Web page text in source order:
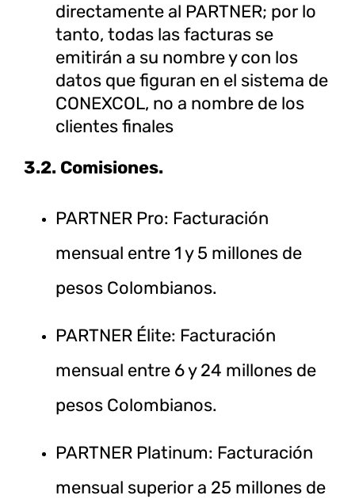
directamente al PARTNER; por lo
tanto, todas las facturas se
emitirán a su nombre y con los
datos que figuran en el sistema de
CONEXCOL, no a nombre de los
clientes finales
3.2. Comisiones.
PARTNER Pro: Facturación
mensual entre 1 y 5 millones de
pesos Colombianos.
PARTNER Élite: Facturación
mensual entre 6 y 24 millones de
pesos Colombianos.
PARTNER Platinum: Facturación
mensual superior a 25 millones de